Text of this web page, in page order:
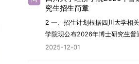
学科领域进行深度培养。相关招
展方向，培育具备科学家素养、
力，系统掌握学科前沿知识，能
究与技术开发工作的未来领军人
究生招生简章
2 一、招生计划根据四川大学相
学院现公布2026年博士研究生普
章。2026年，学院博士研究生招
2025-12-01